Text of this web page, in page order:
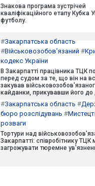
Знакова програма зустрічей
кваліфікаційного етапу Кубка
футболу.
#Закарпатська область
#Військовозобов'язаний #
кодекс України
В Закарпатті працівника ТЦК
перед судом за те, що він на
закував
кайданки, прикувавши його до
#Закарпатська область #
бюро розслідувань #
розваги
Тортури над
Закарпатті: співробітнику ТЦК
загрожувати тюремне